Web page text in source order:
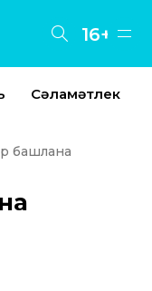
16+
Сәламәтлек
башлана